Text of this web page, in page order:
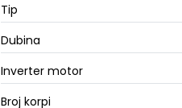
Tip
Dubina
Inverter motor
Broj korpi